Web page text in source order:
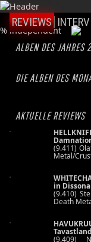
REVIEWS
ALBEN DES JAHRES
DIE ALBEN DES
AKTUELLE REVIEWS
(9.411)
Metal/
in
(9.410)
Death
(9.409)